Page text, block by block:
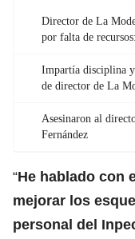
Director de La
por falta de
Impartía disciplina y
de director de La
Asesinaron al
Fernández
“He hablado con
mejorar los
personal del